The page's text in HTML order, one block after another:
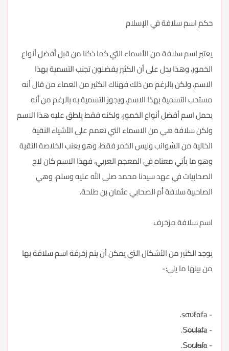
حكم اسم سلافة في الإسلام
يعتبر اسم سلافة من الأسماء التي كما ذكنا من قبل أفضل أنواع
الخمور، وهذا يدل على أن الكثير يفضلون تجنب التسمية بهذا
الاسم، ولكن بالرغم من ذلك فهناك الكثير من العماء من قال أنه
مستحب التسمية بهذا الاسم، ويجوز التسمية به بالرغم من أنه
يحمل اسم أفضل أنواع الخمور، ولكنه فقط يلطق عليه هذا الاسم
ولكن سلافة هي من الاسماء التي تعمم على الأشياء النقية
الخالية من الشوائب وليس الخمر فقط، وهو يعنب الخلاصة النقية
وهو ما يأتي معناه في المعجم العربي، فهذا الاسم كان لاح
الصحابيات في عهد سيدنا محمد صلى الله عليه وسلم، وهي
الصاحبية سلافة أم الصحابي عثمان بن طلحة.
اسم سلافة مزخرف
يوجد الكثير من الأشكال التي يمكن أن يتم زخرفة اسم سلافة بها
من بينها ما يلي:-
- sσυℓαfa.
- S̶o̶u̶l̶a̶f̶a.
- S̷o̷u̷l̷a̷f̷a.